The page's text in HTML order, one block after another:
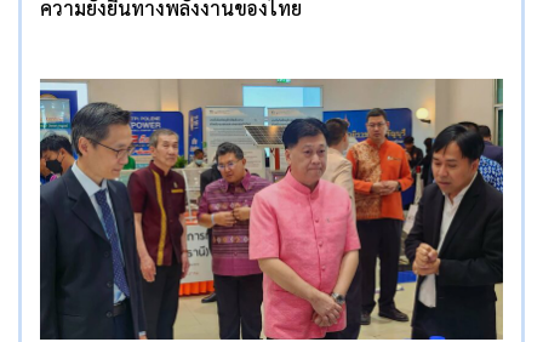
ความยั่งยืนทางพลังงานของไทย